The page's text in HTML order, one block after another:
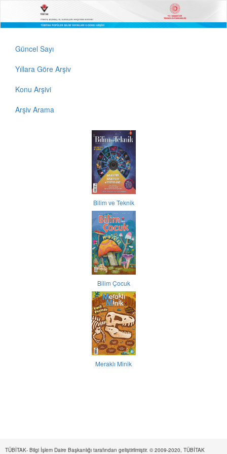
Güncel Sayı
Yıllara Göre Arşiv
Konu Arşivi
Arşiv Arama
Bilim ve Teknik
Bilim Çocuk
Meraklı Minik
TÜBİTAK- Bilgi İşlem Daire Başkanlığı tarafından geliştirilmiştir. © 2009-2020, TÜBİTAK